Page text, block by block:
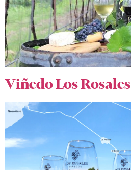
Viñedo Los Rosales